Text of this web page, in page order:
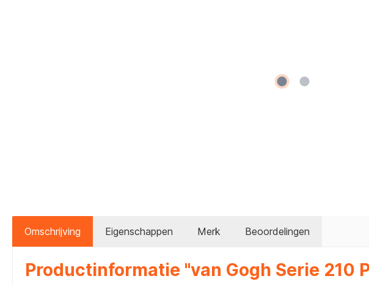
Omschrijving Eigenschappen Merk Beoordelingen
Productinformatie "van Gogh Serie 210